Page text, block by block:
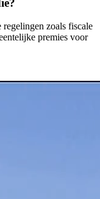
zoals fiscale
premies voor